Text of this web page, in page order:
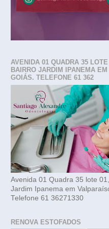
AVENIDA 01 QUADRA 35
BAIRRO JARDIM IPANEMA
GOIÁS. TELEFONE 61 362
Avenida 01 Quadra 35 lote
Jardim Ipanema em
Telefone 61 36271330
RENOVA ESTOFADOS